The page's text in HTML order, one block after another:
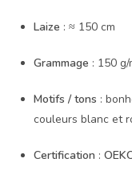
Laize : ≈ 150 cm
Grammage : 150 g/
Motifs / tons :
couleurs blanc et
Certification :